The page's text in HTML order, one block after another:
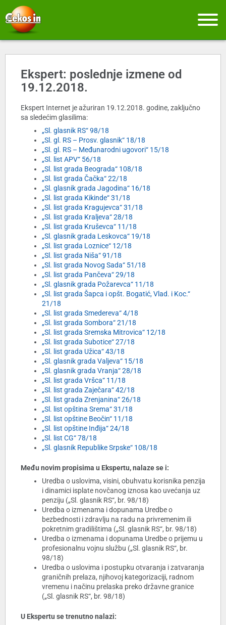
Ekspert: poslednje izmene od
19.12.2018.
Ekspert Internet je ažuriran 19.12.2018. godine, zaključno
sa sledećim glasilima:
„Sl. glasnik RS“ 98/18
„Sl. gl. RS – Prosv. glasnik“ 18/18
„Sl. gl. RS – Međunarodni ugovori“ 15/18
„Sl. list APV“ 56/18
„Sl. list grada Beograda“ 108/18
„Sl. list grada Čačka“ 22/18
„Sl. glasnik grada Jagodina“ 16/18
„Sl. list grada Kikinde“ 31/18
„Sl. list grada Kragujevca“ 31/18
„Sl. list grada Kraljeva“ 28/18
„Sl. list grada Kruševca“ 11/18
„Sl. glasnik grada Leskovca“ 19/18
„Sl. list grada Loznice“ 12/18
„Sl. list grada Niša“ 91/18
„Sl. list grada Novog Sada“ 51/18
„Sl. list grada Pančeva“ 29/18
„Sl. glasnik grada Požarevca“ 11/18
„Sl. list grada Šapca i opšt. Bogatić, Vlad. i Koc.“
21/18
„Sl. list grada Smedereva“ 4/18
„Sl. list grada Sombora“ 21/18
„Sl. list grada Sremska Mitrovica“ 12/18
„Sl. list grada Subotice“ 27/18
„Sl. list grada Užica“ 43/18
„Sl. glasnik grada Valjeva“ 15/18
„Sl. glasnik grada Vranja“ 28/18
„Sl. list grada Vršca“ 11/18
„Sl. list grada Zaječara“ 42/18
„Sl. list grada Zrenjanina“ 26/18
„Sl. list opština Srema“ 31/18
„Sl. list opštine Beočin“ 11/18
„Sl. list opštine Inđija“ 24/18
„Sl. list CG“ 78/18
„Sl. glasnik Republike Srpske“ 108/18
Među novim propisima u Ekspertu, nalaze se i:
Uredba o uslovima, visini, obuhvatu korisnika penzija
i dinamici isplate novčanog iznosa kao uvećanja uz
penziju („Sl. glasnik RS“, br. 98/18)
Uredba o izmenama i dopunama Uredbe o
bezbednosti i zdravlju na radu na privremenim ili
pokretnim gradilištima („Sl. glasnik RS“, br. 98/18)
Uredba o izmenama i dopunama Uredbe o prijemu u
profesionalnu vojnu službu („Sl. glasnik RS“, br.
98/18)
Uredba o uslovima i postupku otvaranja i zatvaranja
graničnih prelaza, njihovoj kategorizaciji, radnom
vremenu i načinu prelaska preko državne granice
(„Sl. glasnik RS“, br. 98/18)
U Ekspertu se trenutno nalazi: